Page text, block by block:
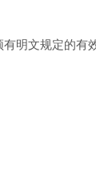
明文规定的有